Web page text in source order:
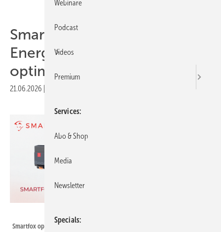
Smartfox: Intelligentes
Energiemanagement
optimiert Eigenverbrauch
21.06.2026
Smartfox optimiert den Eigenverbrauch durch intelligentes
Webinare
Podcast
Videos
Premium
Services
Abo & Shop
Media
Newsletter
Specials